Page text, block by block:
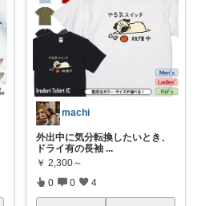
machi
外出中に気分転換したいとき、
ドライ有の長袖 ...
￥ 2,300～
0 0 4